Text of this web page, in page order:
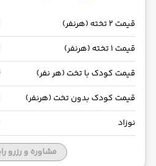
قیمت 2 تخته (هرنفر)
قیمت 1 تخته (هرنفر)
قیمت کودک با تخت (هر نفر)
قیمت کودک بدون تخت (هرنفر)
نوزاد
مشاوره و رزرو